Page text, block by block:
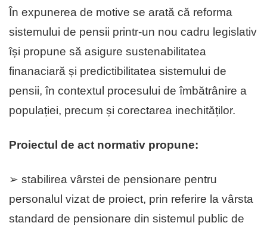
În expunerea de motive se arată că reforma
sistemului de pensii printr-un nou cadru legislativ
își propune să asigure sustenabilitatea
finanaciară și predictibilitatea sistemului de
pensii, în contextul procesului de îmbătrânire a
populației, precum și corectarea inechităților.
Proiectul de act normativ propune:
➢ stabilirea vârstei de pensionare pentru
personalul vizat de proiect, prin referire la vârsta
standard de pensionare din sistemul public de